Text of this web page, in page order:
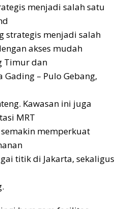
menjadi salah satu
strategis menjadi salah
akses mudah
Timur dan
Gading – Pulo Gebang,
Kawasan ini juga
MRT
memperkuat
titik di Jakarta, sekaligus